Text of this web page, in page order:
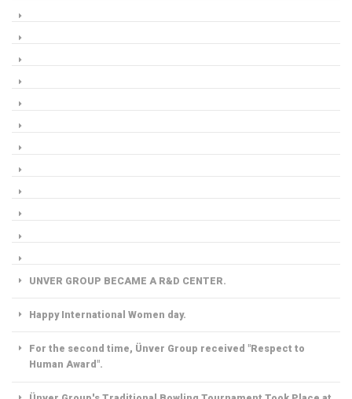
UNVER GROUP BECAME A R&D CENTER.
Happy International Women day.
For the second time, Ünver Group received "Respect to
Human Award".